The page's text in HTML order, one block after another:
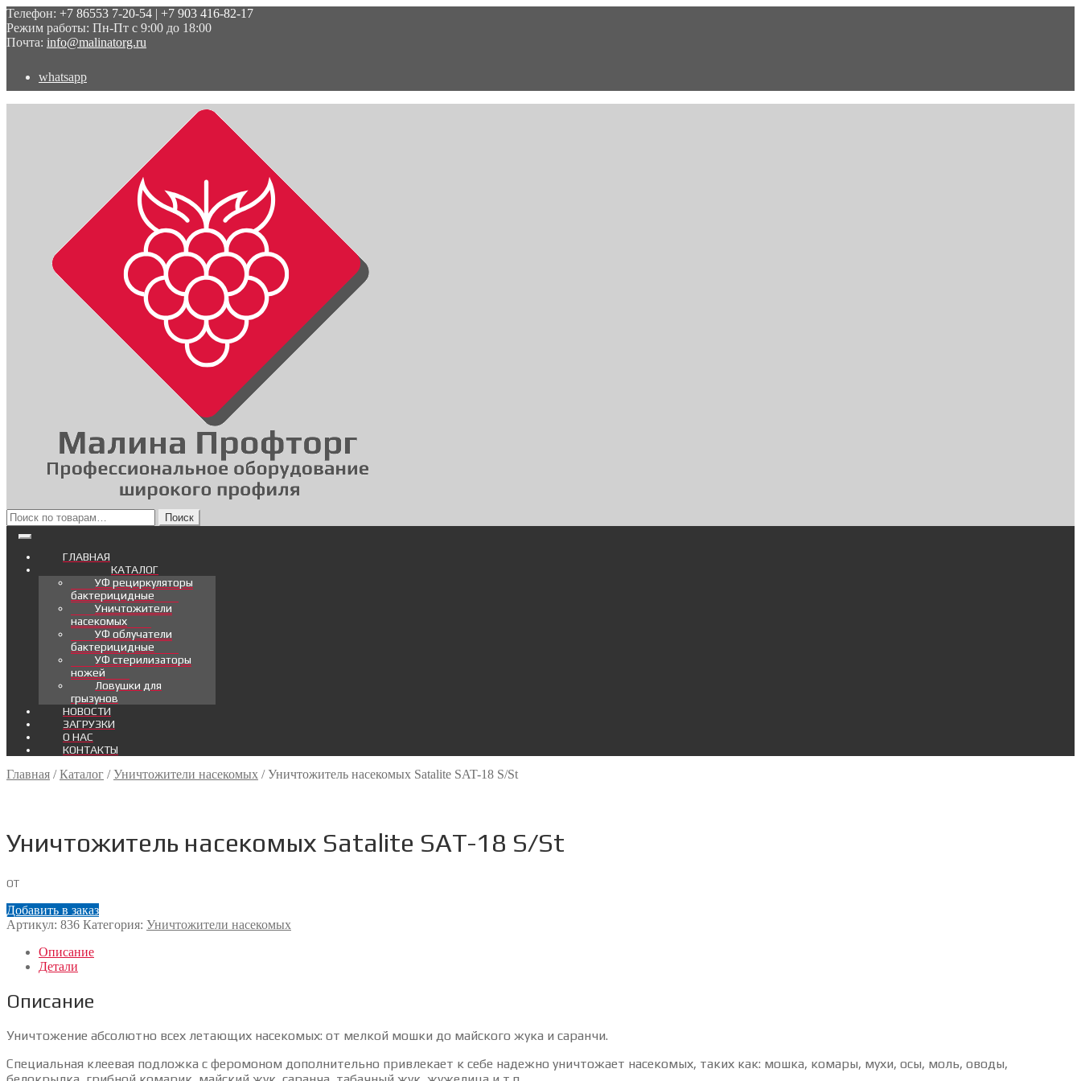
Телефон: +7 86553 7-20-54 | +7 903 416-82-17
Режим работы: Пн-Пт с 9:00 до 18:00
Почта: info@malinatorg.ru
whatsapp
Искать: Поиск
ГЛАВНАЯ
КАТАЛОГ
УФ рециркуляторы
бактерицидные
Уничтожители
насекомых
УФ облучатели
бактерицидные
УФ стерилизаторы
ножей
Ловушки для
грызунов
НОВОСТИ
ЗАГРУЗКИ
О НАС
КОНТАКТЫ
Главная /Каталог /Уничтожители насекомых /Уничтожитель насекомых Satalite SAT-18 S/St
Уничтожитель насекомых Satalite SAT-18 S/St
ОТ
Добавить в заказ
Артикул: 836 Категория: Уничтожители насекомых
Описание
Детали
Описание
Уничтожение абсолютно всех летающих насекомых: от мелкой мошки до майского жука и саранчи.
Специальная клеевая подложка с феромоном дополнительно привлекает к себе надежно уничтожает насекомых, таких как: мошка, комары, мухи, осы, моль, оводы,